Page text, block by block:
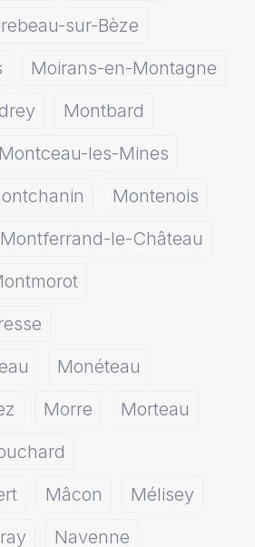
sur-Bèze
Moirans-en-Montagne
Montbard
Montceau-les-Mines
Montenois
Montferrand-le-Château
Monéteau
Morre
Morteau
Mâcon
Mélisey
Navenne